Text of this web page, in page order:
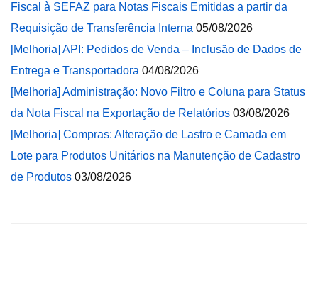
Fiscal à SEFAZ para Notas Fiscais Emitidas a partir da
Requisição de Transferência Interna 05/08/2026
[Melhoria] API: Pedidos de Venda – Inclusão de Dados de
Entrega e Transportadora 04/08/2026
[Melhoria] Administração: Novo Filtro e Coluna para Status
da Nota Fiscal na Exportação de Relatórios 03/08/2026
[Melhoria] Compras: Alteração de Lastro e Camada em
Lote para Produtos Unitários na Manutenção de Cadastro
de Produtos 03/08/2026